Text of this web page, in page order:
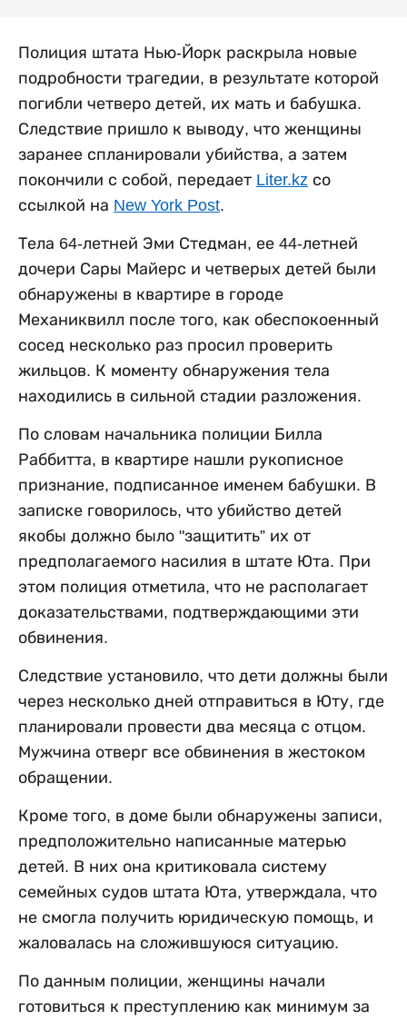
Полиция штата Нью-Йорк раскрыла новые
подробности трагедии, в результате которой
погибли четверо детей, их мать и бабушка.
Следствие пришло к выводу, что женщины
заранее спланировали убийства, а затем
покончили с собой, передает Liter.kz со
ссылкой на New York Post.
Тела 64-летней Эми Стедман, ее 44-летней
дочери Сары Майерс и четверых детей были
обнаружены в квартире в городе
Механиквилл после того, как обеспокоенный
сосед несколько раз просил проверить
жильцов. К моменту обнаружения тела
находились в сильной стадии разложения.
По словам начальника полиции Билла
Раббитта, в квартире нашли рукописное
признание, подписанное именем бабушки. В
записке говорилось, что убийство детей
якобы должно было "защитить” их от
предполагаемого насилия в штате Юта. При
этом полиция отметила, что не располагает
доказательствами, подтверждающими эти
обвинения.
Следствие установило, что дети должны были
через несколько дней отправиться в Юту, где
планировали провести два месяца с отцом.
Мужчина отверг все обвинения в жестоком
обращении.
Кроме того, в доме были обнаружены записи,
предположительно написанные матерью
детей. В них она критиковала систему
семейных судов штата Юта, утверждала, что
не смогла получить юридическую помощь, и
жаловалась на сложившуюся ситуацию.
По данным полиции, женщины начали
готовиться к преступлению как минимум за